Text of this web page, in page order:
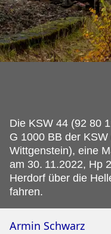
Die KSW 44 (92 80
G 1000 BB der
Wittgenstein), eine
am 30. 11.2022, Hp
Herdorf über die
fahren.
Armin Schwarz